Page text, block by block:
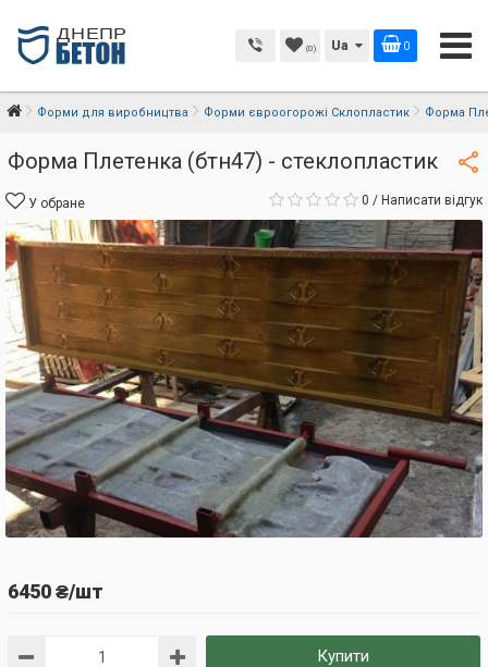
(0) Ua 0
Форми для виробництва Форми євроогорожі Склопластик Форма
Форма Плетенка (бтн47) - стеклопластик
У обране 0 / Написати відгук
6450 ₴/шт
Купити